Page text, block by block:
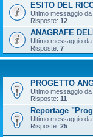
ESITO DEL
Ultimo messaggio da
Risposte: 12
ANAGRAFE
Ultimo messaggio da
Risposte: 7
PROGETTO
Ultimo messaggio da
Risposte: 11
Reportage
Ultimo messaggio da
Risposte: 25